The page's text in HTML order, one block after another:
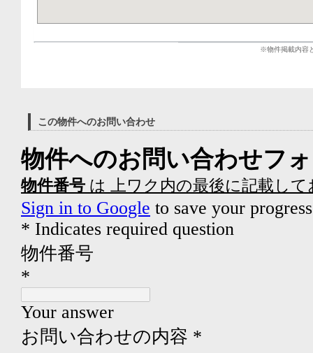
※物件掲載内容
この物件へのお問い合わせ